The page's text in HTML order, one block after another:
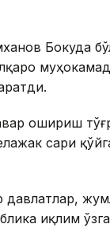
Бокуда
ошириш
сари
давлатлар,
иқлим